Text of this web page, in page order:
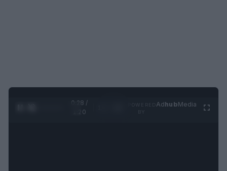
0:29 /
1:20
AdhubMedia